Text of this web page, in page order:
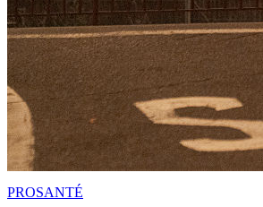
PROSANTÉ